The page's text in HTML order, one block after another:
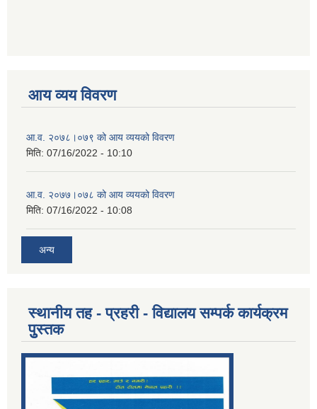
आय व्यय विवरण
आ.व. २०७८।०७९ को आय व्ययको विवरण
मिति: 07/16/2022 - 10:10
आ.व. २०७७।०७८ को आय व्ययको विवरण
मिति: 07/16/2022 - 10:08
अन्य
स्थानीय तह - प्रहरी - विद्यालय सम्पर्क कार्यक्रम
पुुस्तक